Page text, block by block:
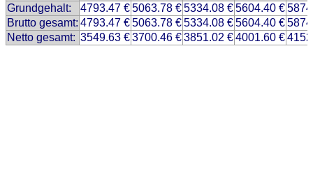
Grundgehalt:
4793.47 €5063.78 €5334.08 €5604.40 €
Brutto gesamt: 4793.47 €5063.78 €5334.08 €5604.40 €
Netto gesamt: 3549.63 €3700.46 €3851.02 €4001.60 €